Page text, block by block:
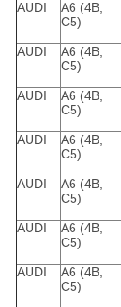
AUDI
A6 (4B,
C5)
AUDI
A6 (4B,
C5)
AUDI
A6 (4B,
C5)
AUDI
A6 (4B,
C5)
AUDI
A6 (4B,
C5)
AUDI
A6 (4B,
C5)
AUDI
A6 (4B,
C5)